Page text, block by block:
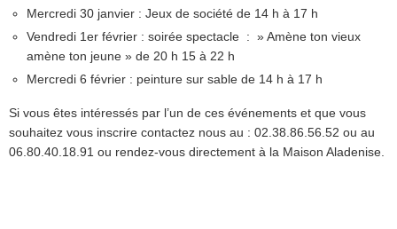
Mercredi 30 janvier : Jeux de société de 14 h à 17 h
Vendredi 1er février : soirée spectacle : » Amène ton vieux
amène ton jeune » de 20 h 15 à 22 h
Mercredi 6 février : peinture sur sable de 14 h à 17 h
Si vous êtes intéressés par l’un de ces événements et que vous
souhaitez vous inscrire contactez nous au : 02.38.86.56.52 ou au
06.80.40.18.91 ou rendez-vous directement à la Maison Aladenise.